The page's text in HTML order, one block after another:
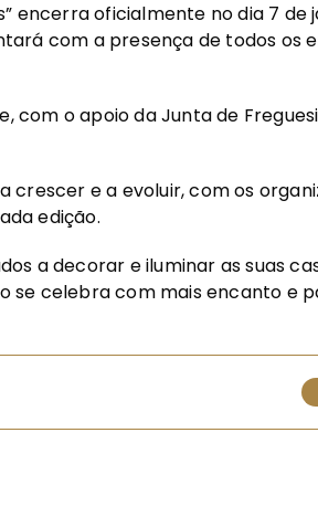
encerra oficialmente no dia 7 de
com a presença de todos os
com o apoio da Junta de
crescer e a evoluir, com os
edição.
a decorar e iluminar as suas
se celebra com mais encanto e